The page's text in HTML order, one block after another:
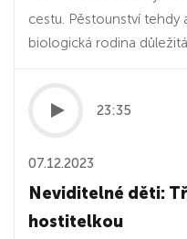
cestu. Pěstounství tehdy
biologická rodina
23:35
07.12.2023
Neviditelné děti:
hostitelkou